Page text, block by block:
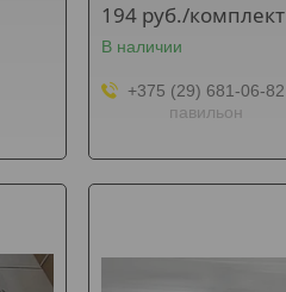
194 руб./комплект
В наличии
+375 (29) 681-06-82
павильон